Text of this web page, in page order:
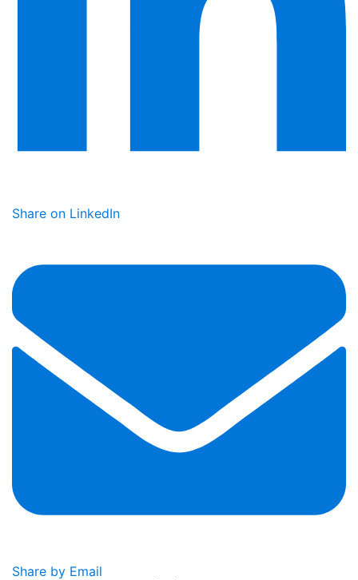
Share on LinkedIn
Share by Email